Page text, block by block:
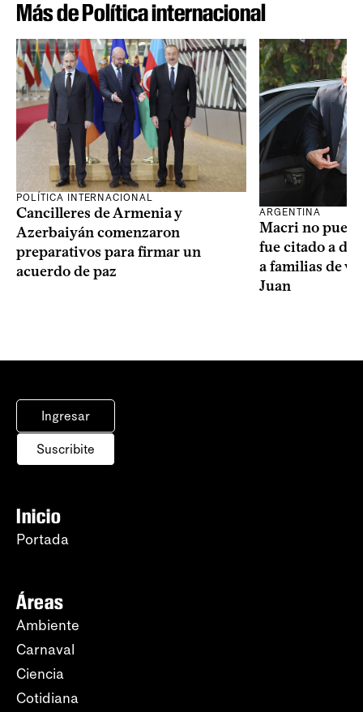
Más de Política internacional
POLÍTICA INTERNACIONAL
Cancilleres de Armenia y
Azerbaiyán comenzaron
preparativos para firmar un
acuerdo de paz
ARGENTINA
Macri no
fue citado a
a familias de
Juan
Ingresar
Suscribite
Inicio
Portada
Áreas
Ambiente
Carnaval
Ciencia
Cotidiana